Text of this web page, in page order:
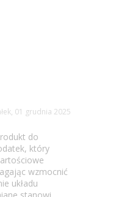
01 grudnia 2025
do
który
wzmocnić
układu